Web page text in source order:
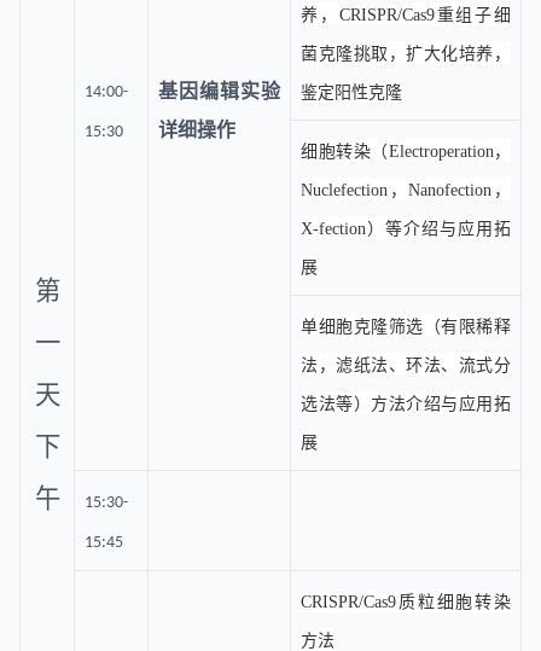
第
一
天
下
午
14:00-
15:30
基因编辑实验
详细操作
养，CRISPR/Cas9重组子细
菌克隆挑取，扩大化培养，
鉴定阳性克隆
细胞转染（Electroperation，
Nuclefection，Nanofection，
X-fection）等介绍与应用拓
展
单细胞克隆筛选（有限稀释
法，滤纸法、环法、流式分
选法等）方法介绍与应用拓
展
15:30-
15:45
CRISPR/Cas9质粒细胞转染
方法